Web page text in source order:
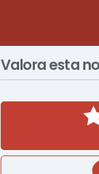
Valora esta